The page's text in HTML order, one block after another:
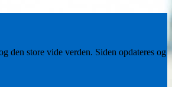
den store vide verden. Siden opdateres og